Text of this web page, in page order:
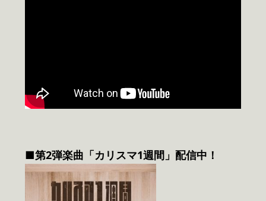
■第2弾楽曲「カリスマ1週間」配信中！